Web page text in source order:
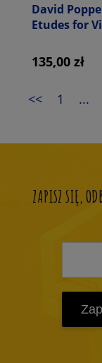
David
Etudes for
na
135,00 zł
<< 1 ...
ZAPISZ SIĘ,